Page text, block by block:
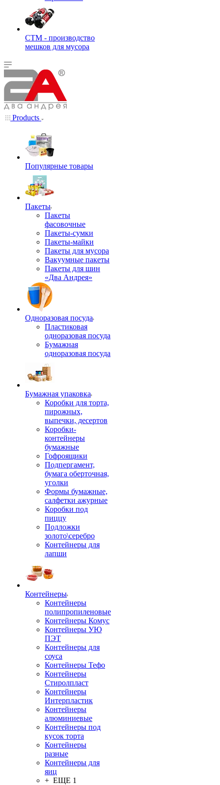
СТМ - производство
мешков для мусора
Products
Популярные товары
Пакеты
Пакеты
фасовочные
Пакеты-сумки
Пакеты-майки
Пакеты для мусора
Вакуумные пакеты
Пакеты для шин
«Два Андрея»
Одноразовая посуда
Пластиковая
одноразовая посуда
Бумажная
одноразовая посуда
Бумажная упаковка
Коробки для торта,
пирожных,
выпечки, десертов
Коробки-
контейнеры
бумажные
Гофроящики
Подпергамент,
бумага оберточная,
уголки
Формы бумажные,
салфетки ажурные
Коробки под
пиццу
Подложки
золото\серебро
Контейнеры для
лапши
Контейнеры
Контейнеры
полипропиленовые
Контейнеры Комус
Контейнеры УЮ
ПЭТ
Контейнеры для
соуса
Контейнеры Тефо
Контейнеры
Стиролпласт
Контейнеры
Интерпластик
Контейнеры
алюминиевые
Контейнеры под
кусок торта
Контейнеры
разные
Контейнеры для
яиц
+ ЕЩЕ 1